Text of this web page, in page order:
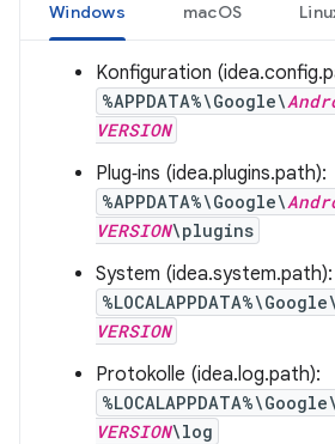
Windows macOS
Konfiguration
%APPDATA%\Google\
VERSION
Plug‑ins (idea.plugins.path):
%APPDATA%\Google\
VERSION\plugins
System (idea.system.path):
%LOCALAPPDATA%\Google\
VERSION
Protokolle (idea.log.path):
%LOCALAPPDATA%\Google\
VERSION\log